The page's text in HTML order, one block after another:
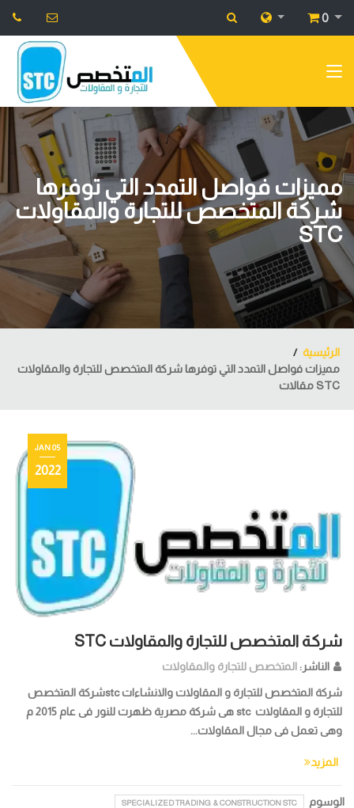
0
مميزات فواصل التمدد التي توفرها
شرکة المتخصص للتجارة والمقاولات
STC
الرئيسية
مميزات فواصل التمدد التي توفرها شرکة المتخصص للتجارة والمقاولات
STC مقالات
شركة المتخصص للتجارة والمقاولات STC
05 JAN
2022
الناشر: المتخصص للتجارة والمقاولات
شركة المتخصص للتجارة و المقاولات والانشاءات stcشركة المتخصص
للتجارة و المقاولات stc هى شركة مصرية ظهرت للنور فى عام 2015 م
وهى تعمل فى مجال المقاولات...
المزيد
الوسوم
SPECIALIZED TRADING & CONSTRUCTION STC